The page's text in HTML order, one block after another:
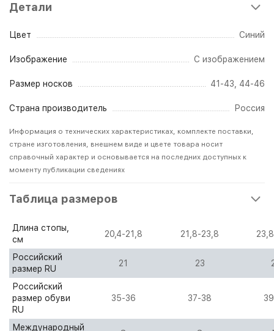
Детали
Цвет Синий
Изображение С изображением
Размер носков 41-43, 44-46
Страна производитель Россия
Информация о технических характеристиках, комплекте поставки,
стране изготовления, внешнем виде и цвете товара носит
справочный характер и основывается на последних доступных к
моменту публикации сведениях
Таблица размеров
Длина стопы,
см
20,4-21,8 21,8-23,8
Российский
размер RU
21 23
Российский
размер обуви
RU
35-36 37-38
Международный